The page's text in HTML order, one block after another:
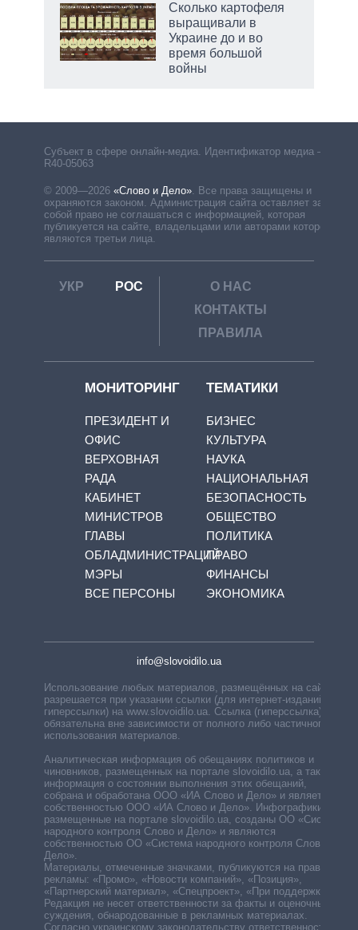
Сколько картофеля
выращивали в
Украине до и во
время большой
войны
Субъект в сфере онлайн-медиа. Идентификатор медиа –
R40-05063
© 2009—2026 «Слово и Дело». Все права защищены и
охраняются законом. Администрация сайта оставляет за
собой право не соглашаться с информацией, которая
публикуется на сайте, владельцами или авторами которой
являются третьи лица.
УКР РОС
О НАС
КОНТАКТЫ
ПРАВИЛА
МОНИТОРИНГ
ПРЕЗИДЕНТ И
ОФИС
ВЕРХОВНАЯ
РАДА
КАБИНЕТ
МИНИСТРОВ
ГЛАВЫ
ОБЛАДМИНИСТРАЦИЙ
МЭРЫ
ВСЕ ПЕРСОНЫ
ТЕМАТИКИ
БИЗНЕС
КУЛЬТУРА
НАУКА
НАЦИОНАЛЬНАЯ
БЕЗОПАСНОСТЬ
ОБЩЕСТВО
ПОЛИТИКА
ПРАВО
ФИНАНСЫ
ЭКОНОМИКА
info@slovoidilo.ua
Использование любых материалов, размещённых на сайте,
разрешается при указании ссылки (для интернет-изданий —
гиперссылки) на www.slovoidilo.ua. Ссылка (гиперссылка)
обязательна вне зависимости от полного либо частичного
использования материалов.
Аналитическая информация об обещаниях политиков и
чиновников, размещенных на портале slovoidilo.ua, а также
информация о состоянии выполнения этих обещаний,
собрана и обработана ООО «ИА Слово и Дело» и является
собственностью ООО «ИА Слово и Дело». Инфографики,
размещенные на портале slovoidilo.ua, созданы ОО «Система
народного контроля Слово и Дело» и являются
собственностью ОО «Система народного контроля Слово и
Дело».
Материалы, отмеченные значками, публикуются на правах
рекламы: «Промо», «Новости компаний», «Позиция»,
«Партнерский материал», «Спецпроект», «При поддержке».
Редакция не несет ответственности за факты и оценочные
суждения, обнародованные в рекламных материалах.
Согласно украинскому законодательству ответственность за